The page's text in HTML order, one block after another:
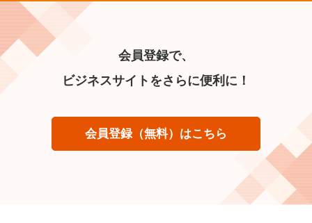
会員登録で、
ビジネスサイトをさらに便利に！
会員登録（無料）はこちら